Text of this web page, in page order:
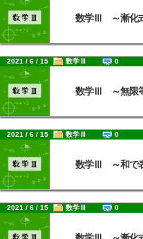
数学Ⅲ ～漸化
2021 / 6 / 15 数学Ⅲ 0
数学Ⅲ ～無限
2021 / 6 / 15 数学Ⅲ 0
数学Ⅲ ～和で
2021 / 6 / 15 数学Ⅲ 0